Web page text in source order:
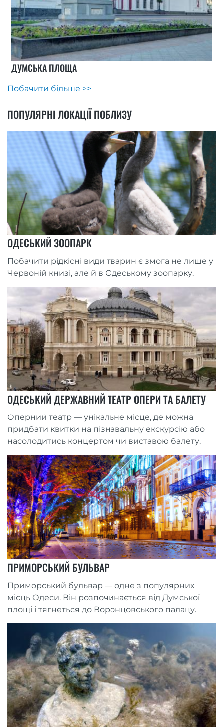
ДУМСЬКА ПЛОЩА
Побачити більше >>
ПОПУЛЯРНІ ЛОКАЦІЇ ПОБЛИЗУ
ОДЕСЬКИЙ ЗООПАРК
Побачити рідкісні види тварин є змога не лише у
Червоній книзі, але й в Одеському зоопарку.
ОДЕСЬКИЙ ДЕРЖАВНИЙ ТЕАТР ОПЕРИ ТА БАЛЕТУ
Оперний театр — унікальне місце, де можна
придбати квитки на пізнавальну екскурсію або
насолодитись концертом чи виставою балету.
ПРИМОРСЬКИЙ БУЛЬВАР
Приморський бульвар — одне з популярних
місць Одеси. Він розпочинається від Думської
площі і тягнеться до Воронцовського палацу.